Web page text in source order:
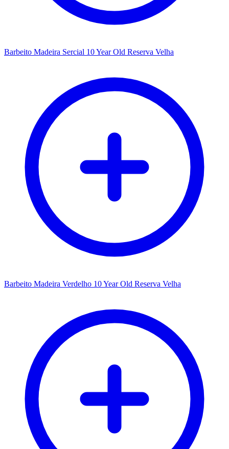
Barbeito Madeira Sercial 10 Year Old Reserva Velha
Barbeito Madeira Verdelho 10 Year Old Reserva Velha